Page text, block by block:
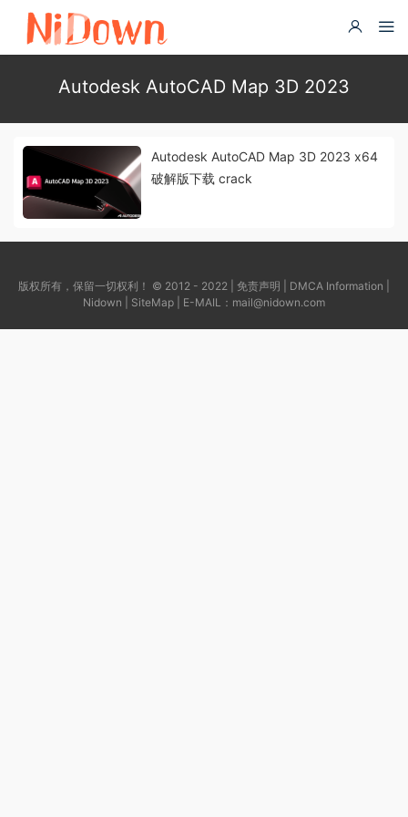
Autodesk AutoCAD Map 3D 2023
Autodesk AutoCAD Map 3D 2023 x64
破解版下载 crack
版权所有，保留一切权利！ © 2012 - 2022 | 免责声明 DMCA Information
Nidown
SiteMap | E-MAIL： mail@nidown.com